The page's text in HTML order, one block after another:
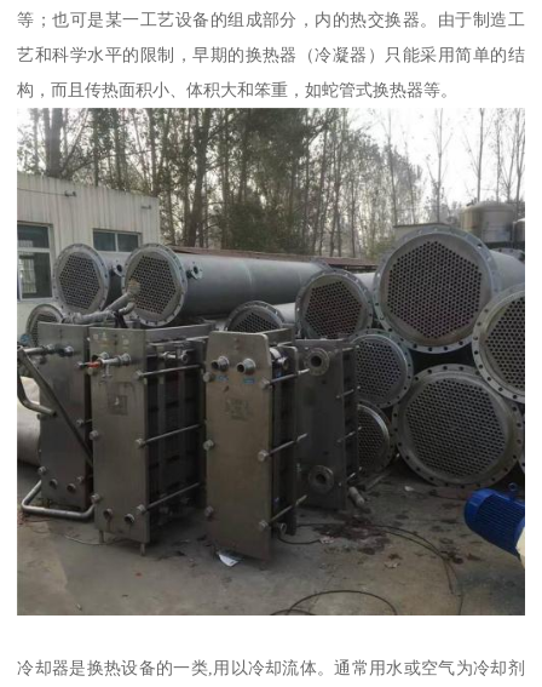
等；也可是某一工艺设备的组成部分，内的热交换器。由于制造工
艺和科学水平的限制，早期的换热器（冷凝器）只能采用简单的结
构，而且传热面积小、体积大和笨重，如蛇管式换热器等。
冷却器是换热设备的一类,用以冷却流体。通常用水或空气为冷却剂